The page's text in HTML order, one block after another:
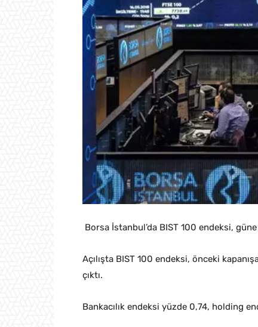
Borsa İstanbul’da BIST 100 endeksi,
Açılışta BIST 100 endeksi, önceki
çıktı.
Bankacılık endeksi yüzde 0,74, holding